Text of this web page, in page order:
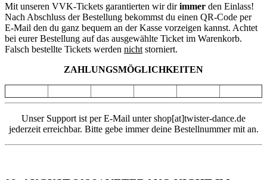
Mit unseren VVK-Tickets garantierten wir dirimmer den Einlass!
Nach Abschluss der Bestellung bekommst du einen QR-Code per
E-Mail den du ganz bequem an der Kasse vorzeigen kannst. Achtet
bei eurer Bestellung auf das ausgewählte Ticket im Warenkorb.
Falsch bestellte Tickets werden nicht storniert.
ZAHLUNGSMÖGLICHKEITEN
Unser Support ist per E-Mail unter shop[at]twister-dance.de
jederzeit erreichbar. Bitte gebe immer deine Bestellnummer mit an.